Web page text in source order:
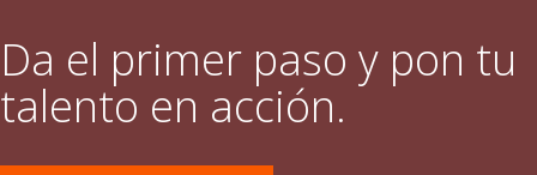
Da el primer paso y pon tu
talento en acción.